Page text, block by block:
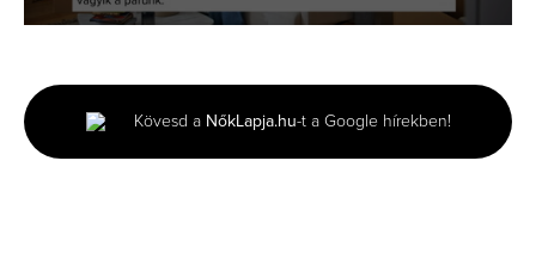
minute,
26
seconds
Kövesd a NőkLapja.hu-t a Google hírekben!